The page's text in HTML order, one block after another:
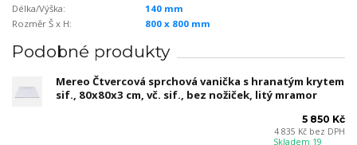
Délka/Výška:
140 mm
Rozměr Š x H:
800 x 800 mm
Podobné produkty
Mereo Čtvercová sprchová vanička s hranatým krytem
sif., 80x80x3 cm, vč. sif., bez nožiček, litý mramor
5 850 Kč
4 835 Kč bez DPH
Skladem 19